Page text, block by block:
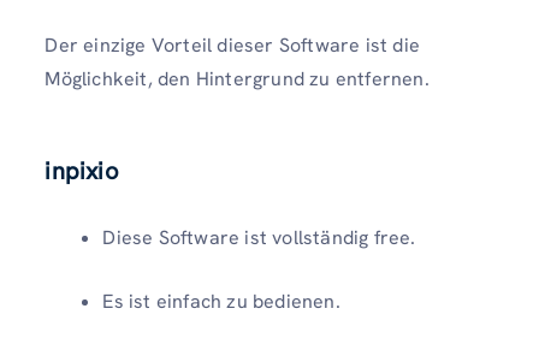
Der einzige Vorteil dieser Software ist die
Möglichkeit, den Hintergrund zu entfernen.
inpixio
Diese Software ist vollständig free.
Es ist einfach zu bedienen.